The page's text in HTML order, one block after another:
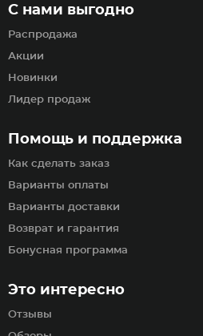
Помощь и поддержка
Как сделать заказ
Варианты оплаты
Варианты доставки
Возврат и гарантия
Бонусная программа
С нами выгодно
Распродажа
Акции
Новинки
Лидер продаж
Это интересно
Отзывы